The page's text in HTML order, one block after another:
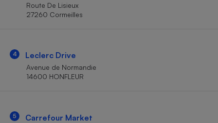
Route De Lisieux
27260 Cormeilles
4 Leclerc Drive
Avenue de Normandie
14600 HONFLEUR
5 Carrefour Market